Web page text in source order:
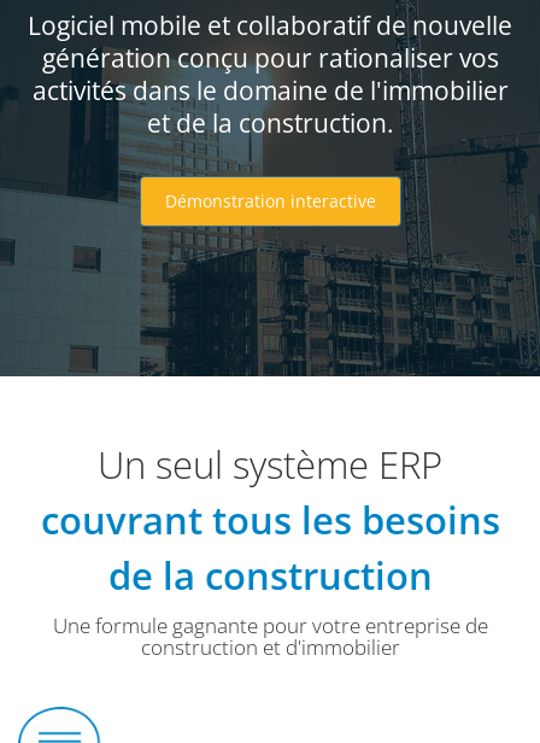
Logiciel mobile et collaboratif de nouvelle
génération conçu pour rationaliser vos
activités dans le domaine de l'immobilier
et de la construction.
Démonstration interactive
Un seul système ERP
couvrant tous les besoins
de la construction
Une formule gagnante pour votre entreprise de
construction et d'immobilier